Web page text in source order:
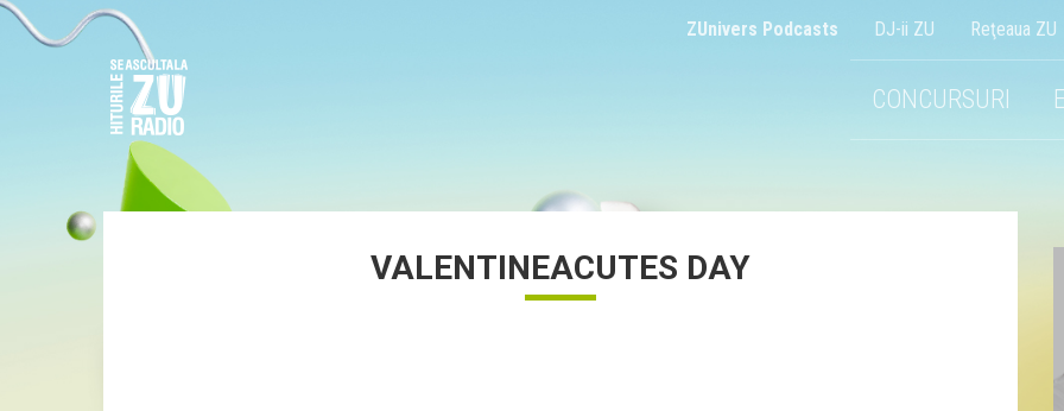
ZUnivers Podcasts DJ-ii ZU Reţeaua ZU
CONCURSURI
VALENTINEACUTES DAY